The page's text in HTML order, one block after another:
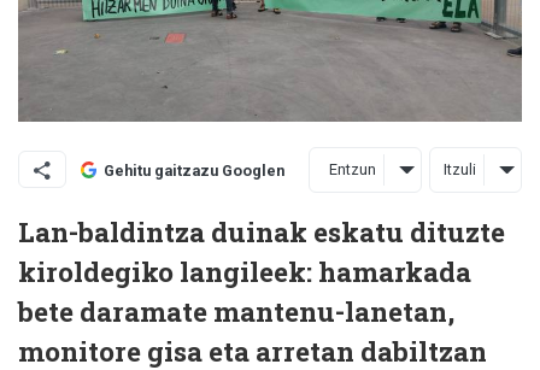
Gehitu gaitzazu Googlen Entzun Itzuli
Lan-baldintza duinak eskatu dituzte
kiroldegiko langileek: hamarkada
bete daramate mantenu-lanetan,
monitore gisa eta arretan dabiltzan